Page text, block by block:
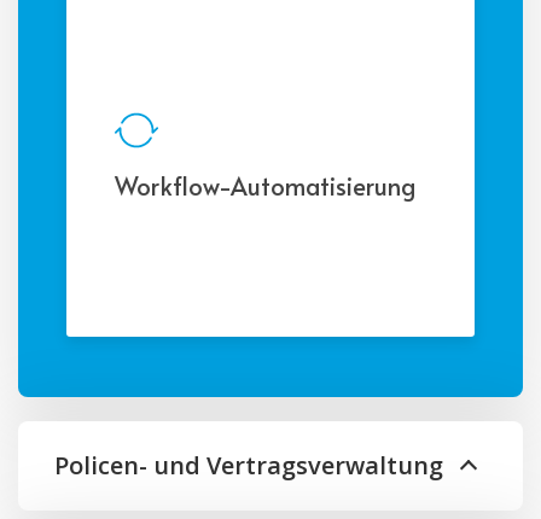
Workflow-Automatisierung
steigern und menschliche Fehler
Policen- und Vertragsverwaltung